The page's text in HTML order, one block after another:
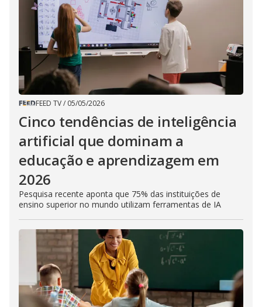
FEED TV/ 05/05/2026
Cinco tendências de inteligência
artificial que dominam a
educação e aprendizagem em
2026
Pesquisa recente aponta que 75% das instituições de
ensino superior no mundo utilizam ferramentas de IA